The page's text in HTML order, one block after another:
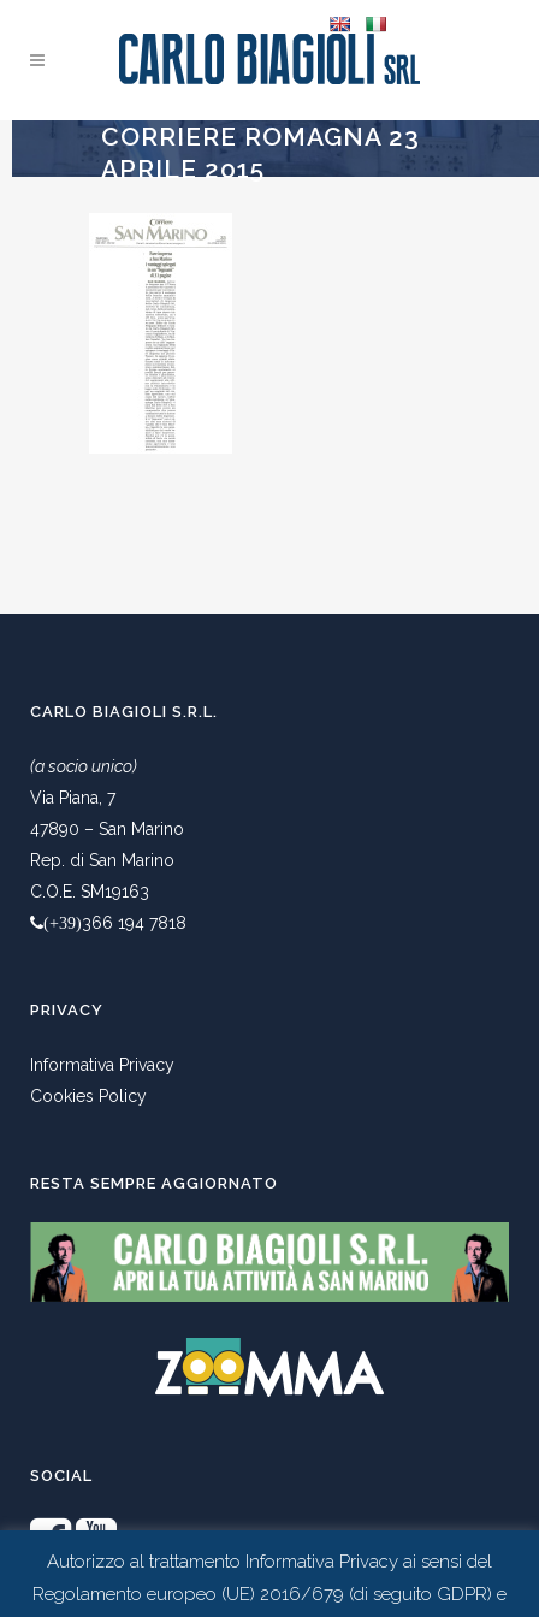
CORRIERE ROMAGNA 23
APRILE 2015
CARLO BIAGIOLI S.R.L.
(a socio unico)
Via Piana, 7
47890 – San Marino
Rep. di San Marino
C.O.E. SM19163
(+39)366 194 7818
PRIVACY
Informativa Privacy
Cookies Policy
RESTA SEMPRE AGGIORNATO
SOCIAL
Autorizzo al trattamento Informativa Privacy ai sensi del
Regolamento europeo (UE) 2016/679 (di seguito GDPR) e